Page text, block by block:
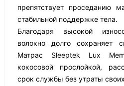
препятствует проседанию
стабильной поддержке тела.
Благодаря высокой
волокно долго сохраняет
Матрас Sleeptek Lux
кокосовой прослойкой,
срок службы без утраты